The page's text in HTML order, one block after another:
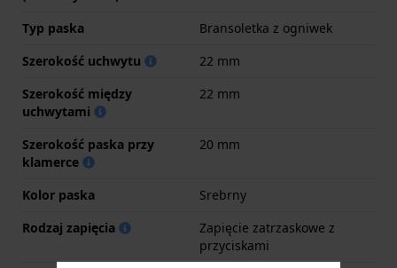
Typ paska
Bransoletka z ogniwek
Szerokość uchwytu
22 mm
Szerokość między
uchwytami
22 mm
Szerokość paska przy
klamerce
20 mm
Kolor paska
Srebrny
Rodzaj zapięcia
Zapięcie zatrzaskowe z
przyciskami